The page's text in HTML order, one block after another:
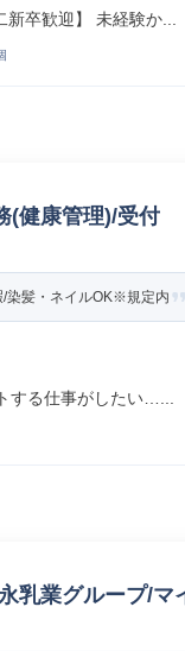
卒歓迎】 未経験か...
(健康管理)/受付
/染髪・ネイルOK※規定内
する仕事がしたい…...
乳業グループ/マ
ばこ)